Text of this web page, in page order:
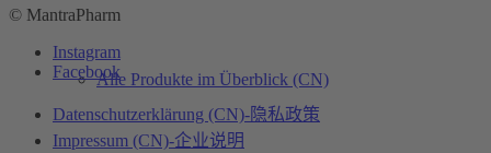
Alle Produkte im Überblick (CN)
© MantraPharm
Instagram
Facebook
Datenschutzerklärung (CN)-隐私政策
Impressum (CN)-企业说明